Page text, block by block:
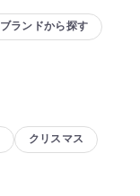
ブランドから探す
クリスマス